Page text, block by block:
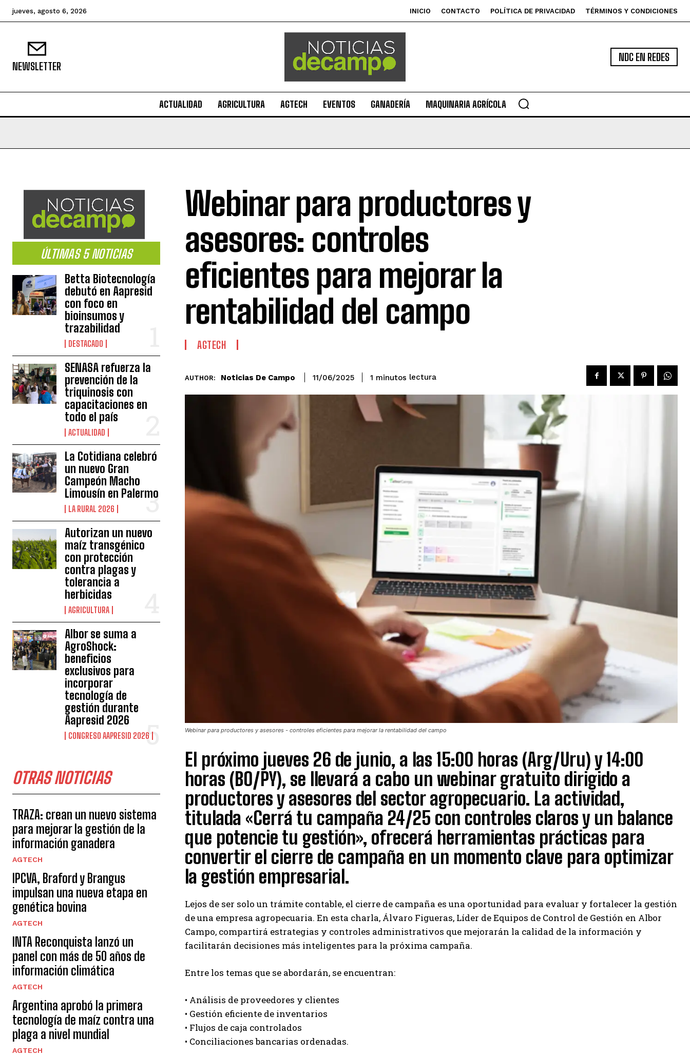
Suscribite al Newsletter
QUIERO SUSCRIBIRME
Leí y acepto laPolítica de Privacidad
jueves, agosto 6, 2026 INICIO CONTACTO POLÍTICA DE PRIVACIDAD TÉRMINOS Y CONDICIONES
NEWSLETTER
NDC EN REDES
ACTUALIDAD AGRICULTURA AGTECH EVENTOS GANADERÍA MAQUINARIA AGRÍCOLA
ÚLTIMAS 5 NOTICIAS
Betta Biotecnología
debutó en Aapresid
con foco en
bioinsumos y
trazabilidad
DESTACADO
SENASA refuerza la
prevención de la
triquinosis con
capacitaciones en
todo el país
ACTUALIDAD
La Cotidiana celebró
un nuevo Gran
Campeón Macho
Limousín en Palermo
LA RURAL 2026
Autorizan un nuevo
maíz transgénico
con protección
contra plagas y
tolerancia a
herbicidas
AGRICULTURA
Albor se suma a
AgroShock:
beneficios
exclusivos para
incorporar
tecnología de
gestión durante
Aapresid 2026
CONGRESO AAPRESID 2026
OTRAS NOTICIAS
TRAZA: crean un nuevo sistema
para mejorar la gestión de la
información ganadera
AGTECH
IPCVA, Braford y Brangus
impulsan una nueva etapa en
genética bovina
AGTECH
INTA Reconquista lanzó un
panel con más de 50 años de
información climática
AGTECH
Argentina aprobó la primera
tecnología de maíz contra una
plaga a nivel mundial
AGTECH
Webinar para productores y
asesores: controles
eficientes para mejorar la
rentabilidad del campo
AGTECH
AUTHOR: Noticias De Campo 11/06/2025 1 minutos lectura
Webinar para productores y asesores - controles eficientes para mejorar la rentabilidad del campo
El próximo jueves 26 de junio, a las 15:00 horas (Arg/Uru) y 14:00
horas (BO/PY), se llevará a cabo un webinar gratuito dirigido a
productores y asesores del sector agropecuario. La actividad,
titulada «Cerrá tu campaña 24/25 con controles claros y un balance
que potencie tu gestión», ofrecerá herramientas prácticas para
convertir el cierre de campaña en un momento clave para optimizar
la gestión empresarial.
Lejos de ser solo un trámite contable, el cierre de campaña es una oportunidad para evaluar y fortalecer la gestión
de una empresa agropecuaria. En esta charla, Álvaro Figueras, Líder de Equipos de Control de Gestión en Albor
Campo, compartirá estrategias y controles administrativos que mejorarán la calidad de la información y
facilitarán decisiones más inteligentes para la próxima campaña.
Entre los temas que se abordarán, se encuentran:
• Análisis de proveedores y clientes
• Gestión eficiente de inventarios
• Flujos de caja controlados
• Conciliaciones bancarias ordenadas.